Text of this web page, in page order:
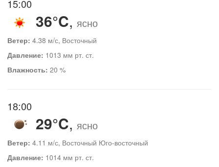
15:00
36°C, ясно
Ветер: 4.38 м/с, Восточный
Давление: 1013 мм рт. ст.
Влажность: 20 %
18:00
29°C, ясно
Ветер: 4.11 м/с, Восточный Юго-восточный
Давление: 1014 мм рт. ст.